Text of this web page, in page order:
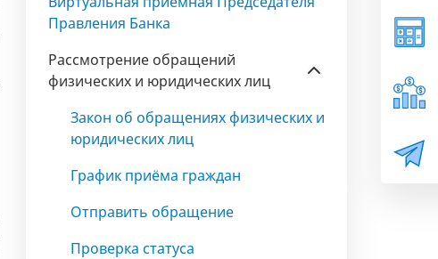
Правления Банка
Рассмотрение обращений
физических и юридических лиц
Закон об обращениях физических и
юридических лиц
График приёма граждан
Отправить обращение
Проверка статуса